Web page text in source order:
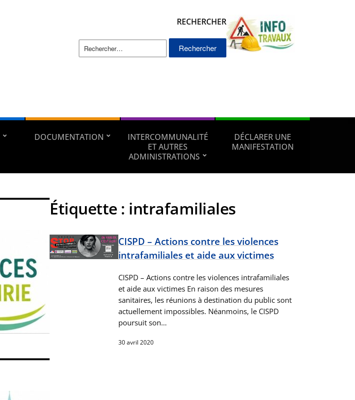
RECHERCHER
Rechercher :
DOCUMENTATION
INTERCOMMUNALITÉ
ET AUTRES
ADMINISTRATIONS
DÉCLARER UNE
MANIFESTATION
Étiquette : intrafamiliales
CISPD – Actions contre les violences
intrafamiliales et aide aux victimes
CISPD – Actions contre les violences intrafamiliales
et aide aux victimes En raison des mesures
sanitaires, les réunions à destination du public sont
actuellement impossibles. Néanmoins, le CISPD
poursuit son…
30 avril 2020